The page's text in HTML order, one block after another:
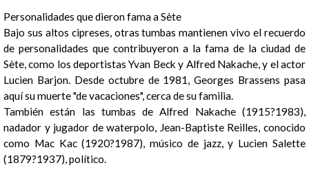
Personalidades que dieron fama a Sète
Bajo sus altos cipreses, otras tumbas mantienen vivo el recuerdo
de personalidades que contribuyeron a la fama de la ciudad de
Sète, como los deportistas Yvan Beck y Alfred Nakache, y el actor
Lucien Barjon. Desde octubre de 1981, Georges Brassens pasa
aquí su muerte "de vacaciones", cerca de su familia.
También están las tumbas de Alfred Nakache (1915?1983),
nadador y jugador de waterpolo, Jean-Baptiste Reilles, conocido
como Mac Kac (1920?1987), músico de jazz, y Lucien Salette
(1879?1937), político.